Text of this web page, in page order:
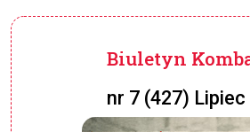
Biuletyn
nr 7 (427) Lipiec